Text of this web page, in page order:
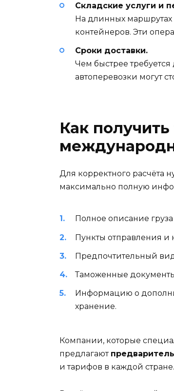
Складские услуги и
На длинных маршрутах
контейнеров. Эти
Сроки доставки.
Чем быстрее
автоперевозки могут
Как
Для корректного расчёта
максимально полную
Полное описание
Пункты отправления и
Предпочтительный
Таможенные
Информацию о
хранение.
Компании, которые
предлагают
и тарифов в каждой стране.